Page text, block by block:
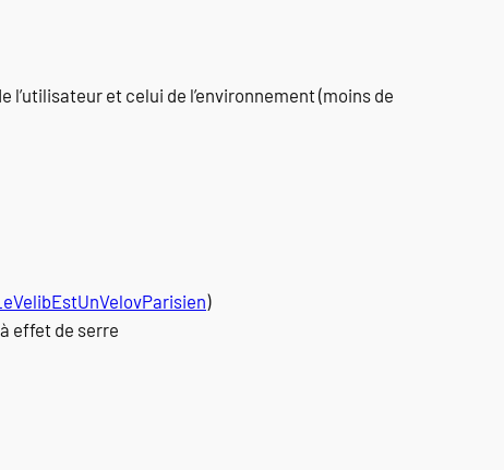
l’utilisateur et celui de l’environnement (moins de
)
effet de serre